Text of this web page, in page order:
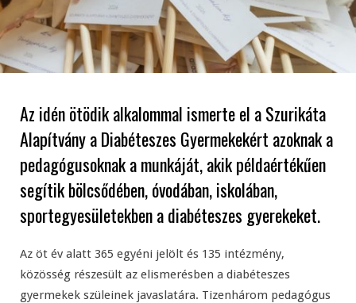
Az idén ötödik alkalommal ismerte el a Szurikáta
Alapítvány a Diabéteszes Gyermekekért azoknak a
pedagógusoknak a munkáját, akik példaértékűen
segítik bölcsődében, óvodában, iskolában,
sportegyesületekben a diabéteszes gyerekeket.
Az öt év alatt 365 egyéni jelölt és 135 intézmény,
közösség részesült az elismerésben a diabéteszes
gyermekek szüleinek javaslatára. Tizenhárom pedagógus